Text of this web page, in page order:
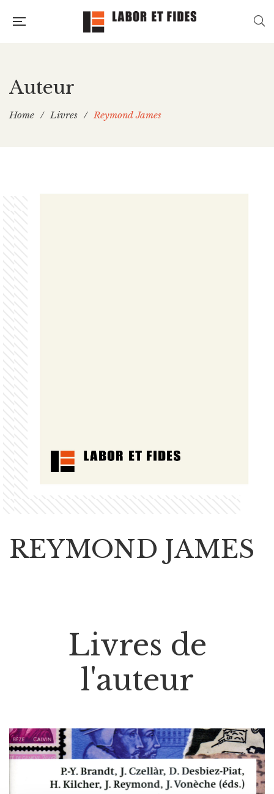
Auteur
Home / Livres / Reymond James
REYMOND JAMES
Livres de
l'auteur